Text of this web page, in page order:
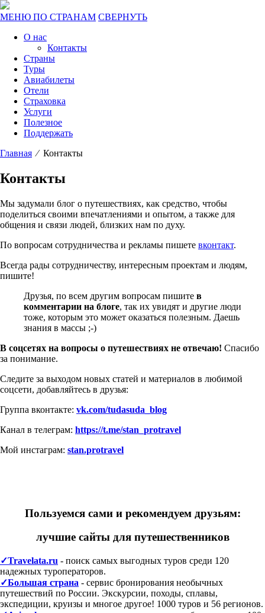
МЕНЮ ПО СТРАНАМ СВЕРНУТЬ
О нас
Контакты
Страны
Туры
Авиабилеты
Отели
Страховка
Услуги
Полезное
Поддержать
Главная ⁄ Контакты
Контакты
Мы задумали блог о путешествиях, как средство, чтобы
поделиться своими впечатлениями и опытом, а также для
общения и связи людей, близких нам по духу.
По вопросам сотрудничества и рекламы пишете вконтакт.
Всегда рады сотрудничеству, интересным проектам и людям,
пишите!
Друзья, по всем другим вопросам пишите в
комментарии на блоге, так их увидят и другие люди
тоже, которым это может оказаться полезным. Даешь
знания в массы ;-)
В соцсетях на вопросы о путешествиях не отвечаю! Спасибо
за понимание.
Следите за выходом новых статей и материалов в любимой
соцсети, добавляйтесь в друзья:
Группа вконтакте: vk.com/tudasuda_blog
Канал в телеграм: https://t.me/stan_protravel
Мой инстаграм: stan.protravel
Пользуемся сами и рекомендуем друзьям:
лучшие сайты для путешественников
✓Travelata.ru - поиск самых выгодных туров среди 120
надежных туроператоров.
✓Большая страна - сервис бронирования необычных
путешествий по России. Экскурсии, походы, сплавы,
экспедиции, круизы и многое другое! 1000 туров и 56 регионов.